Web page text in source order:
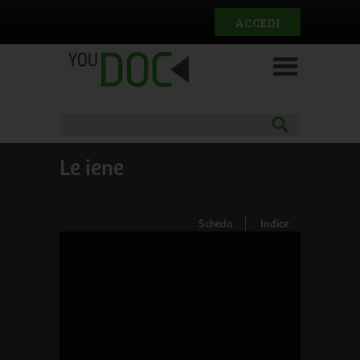
ACCEDI
Le iene
Scheda Indice